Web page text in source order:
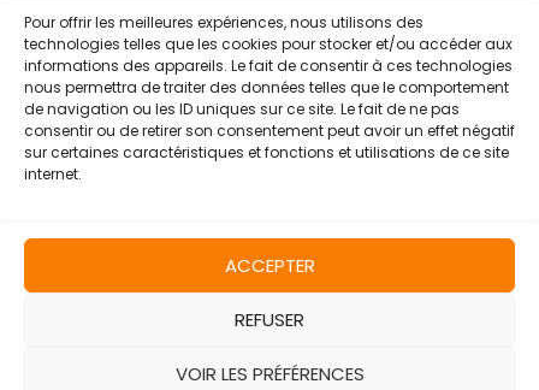
Pour offrir les meilleures expériences, nous utilisons des
technologies telles que les cookies pour stocker et/ou accéder aux
informations des appareils. Le fait de consentir à ces technologies
nous permettra de traiter des données telles que le comportement
de navigation ou les ID uniques sur ce site. Le fait de ne pas
consentir ou de retirer son consentement peut avoir un effet négatif
sur certaines caractéristiques et fonctions et utilisations de ce site
internet.
ACCEPTER
REFUSER
VOIR LES PRÉFÉRENCES
Conditions générales de ventes
Politique de retour
Contact
Instagram Facebook